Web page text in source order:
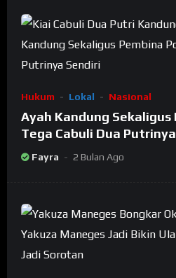
Hukum Lokal Nasional
Ayah Kandung Sekaligus
Tega Cabuli Dua
Fayra 2 Bulan Ago